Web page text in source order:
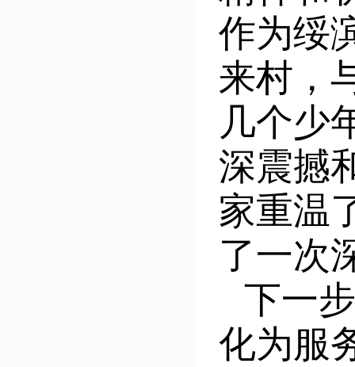
作为绥
来村，
几个少
深震撼
家重温
了一次
下一
化为服